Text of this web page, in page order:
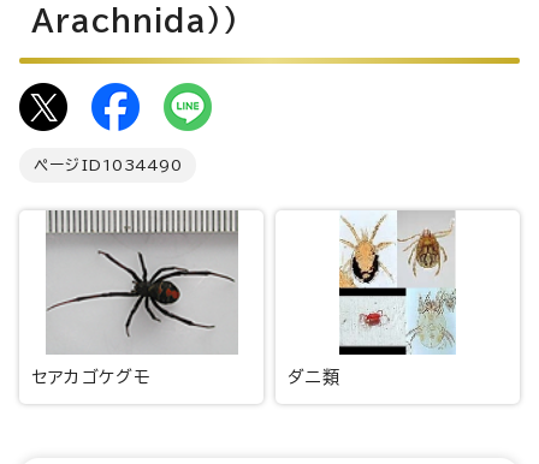
Arachnida))
ページID 1034490
セアカゴケグモ ダニ類